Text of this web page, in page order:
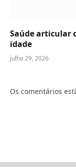
Saúde articular
idade
julho 29, 2026
Os comentários